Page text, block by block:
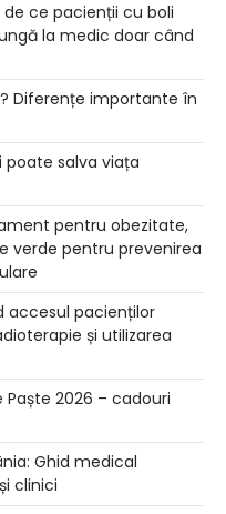
ce pacienții cu boli
la medic doar când
Diferențe importante în
poate salva viața
pentru obezitate,
verde pentru prevenirea
accesul pacienților
și utilizarea
2026 – cadouri
Ghid medical
clinici